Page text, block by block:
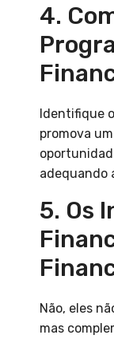
4.
Identifique
promova
adequando
5. Os
Não, eles
mas